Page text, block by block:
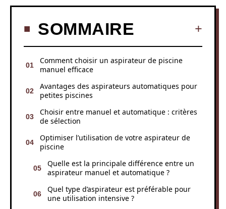
SOMMAIRE
Comment choisir un aspirateur de piscine
manuel efficace
Avantages des aspirateurs automatiques pour
petites piscines
Choisir entre manuel et automatique : critères
de sélection
Optimiser l’utilisation de votre aspirateur de
piscine
Quelle est la principale différence entre un
aspirateur manuel et automatique ?
Quel type d’aspirateur est préférable pour
une utilisation intensive ?